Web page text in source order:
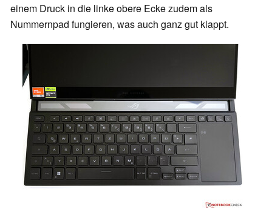
einem Druck in die linke obere Ecke zudem als
Nummernpad fungieren, was auch ganz gut klappt.